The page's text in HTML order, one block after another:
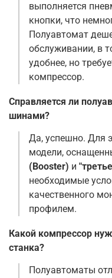
выполняется
кнопки, что
Полуавтомат
обслуживании, в
удобнее, но
компрессор.
Справляется ли
шинами?
Да, успешно. Для
модели,
(Booster) и
необходимые
качественного
профилем.
Какой компрессор
станка?
Полуавтоматы